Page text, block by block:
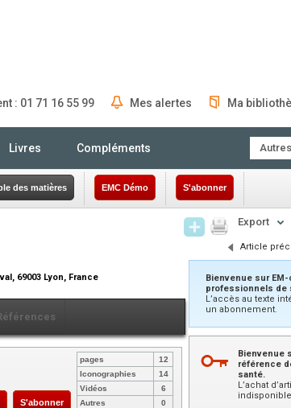
: 01 71 16 55 99 Mes alertes Ma
Livres Compléments
des matières EMC Démo S'abonner
69003 Lyon, France
S'abonner
pages
12
Iconographies
14
Vidéos
6
Autres
0
Export
Article
Bienvenue sur
professionnels de
L’accès au texte
un abonnement.
Bienvenue
référence
santé.
L’achat